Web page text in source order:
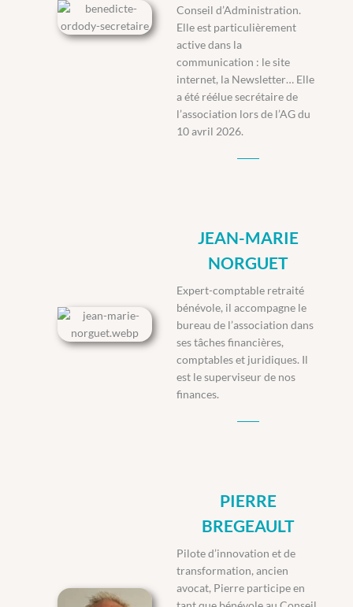
Conseil d’Administration.
Elle est particulièrement
active dans la
communication : le site
internet, la Newsletter… Elle
a été réélue secrétaire de
l’association lors de l’AG du
10 avril 2026.
JEAN-MARIE
NORGUET
Expert-comptable retraité
bénévole, il accompagne le
bureau de l’association dans
ses tâches financières,
comptables et juridiques. Il
est le superviseur de nos
finances.
PIERRE
BREGEAULT
Pilote d’innovation et de
transformation, ancien
avocat, Pierre participe en